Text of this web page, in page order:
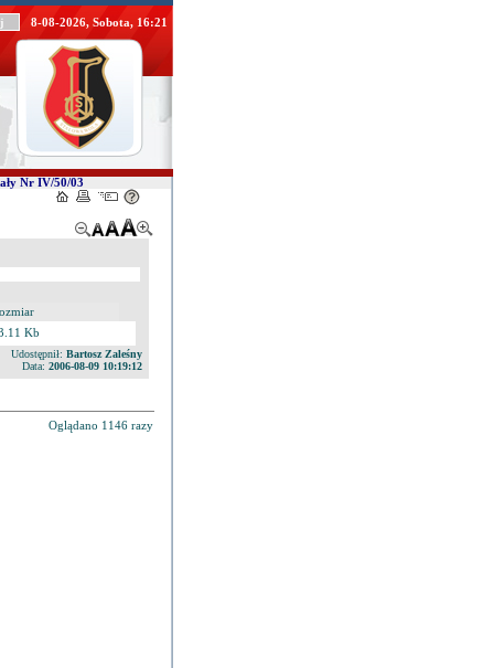
8-08-2026, Sobota, 16:21
Nr IV/50/03
Kb
Udostępnił: Bartosz Zaleśny
Data: 2006-08-09 10:19:12
Oglądano 1146 razy